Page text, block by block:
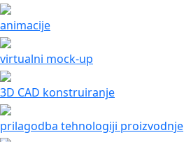
animacije
virtualni mock-up
3D CAD konstruiranje
prilagodba tehnologiji proizvodnje